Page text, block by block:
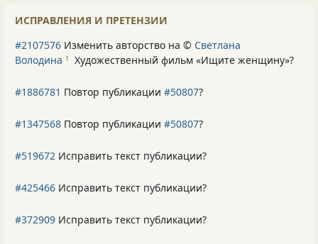
ИСПРАВЛЕНИЯ И ПРЕТЕНЗИИ
#2107576 Изменить авторство на © Светлана
Володина 1 Художественный фильм «Ищите женщину»?
#1886781 Повтор публикации #50807?
#1347568 Повтор публикации #50807?
#519672 Исправить текст публикации?
#425466 Исправить текст публикации?
#372909 Исправить текст публикации?